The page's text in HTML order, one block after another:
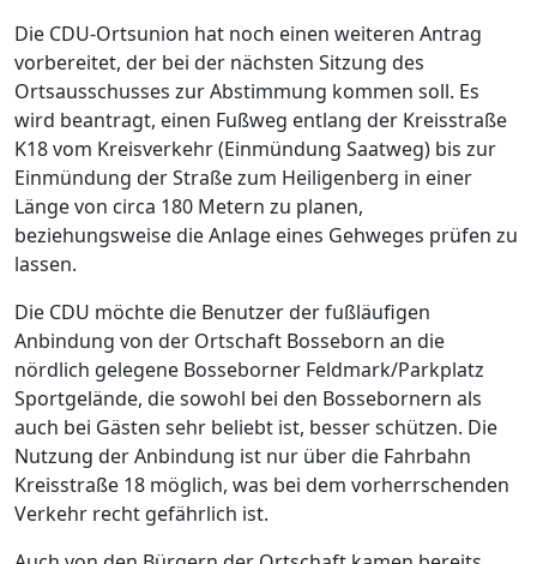
Die CDU-Ortsunion hat noch einen weiteren Antrag
vorbereitet, der bei der nächsten Sitzung des
Ortsausschusses zur Abstimmung kommen soll. Es
wird beantragt, einen Fußweg entlang der Kreisstraße
K18 vom Kreisverkehr (Einmündung Saatweg) bis zur
Einmündung der Straße zum Heiligenberg in einer
Länge von circa 180 Metern zu planen,
beziehungsweise die Anlage eines Gehweges prüfen zu
lassen.
Die CDU möchte die Benutzer der fußläufigen
Anbindung von der Ortschaft Bosseborn an die
nördlich gelegene Bosseborner Feldmark/Parkplatz
Sportgelände, die sowohl bei den Bossebornern als
auch bei Gästen sehr beliebt ist, besser schützen. Die
Nutzung der Anbindung ist nur über die Fahrbahn
Kreisstraße 18 möglich, was bei dem vorherrschenden
Verkehr recht gefährlich ist.